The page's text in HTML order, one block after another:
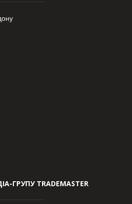
ГРУПУ TRADEMASTER